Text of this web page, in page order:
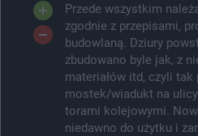
Przede wszystkim
zgodnie z przepisami,
budowlaną. Dziury
zbudowano byle jak, z
materiałów itd, czyli
mostek/wiadukt na
torami kolejowymi.
niedawno do użytku i